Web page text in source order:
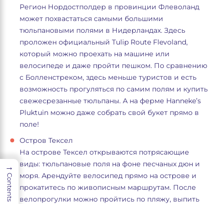
Регион Нордостполдер в провинции Флеволанд
может похвастаться самыми большими
тюльпановыми полями в Нидерландах. Здесь
проложен официальный Tulip Route Flevoland,
который можно проехать на машине или
велосипеде и даже пройти пешком. По сравнению
с Болленстреком, здесь меньше туристов и есть
возможность прогуляться по самим полям и купить
свежесрезанные тюльпаны. А на ферме Hanneke’s
Pluktuin можно даже собрать свой букет прямо в
поле!
Остров Тексел
На острове Тексел открываются потрясающие
виды: тюльпановые поля на фоне песчаных дюн и
моря. Арендуйте велосипед прямо на острове и
прокатитесь по живописным маршрутам. После
велопрогулки можно пройтись по пляжу, выпить
→
Contents